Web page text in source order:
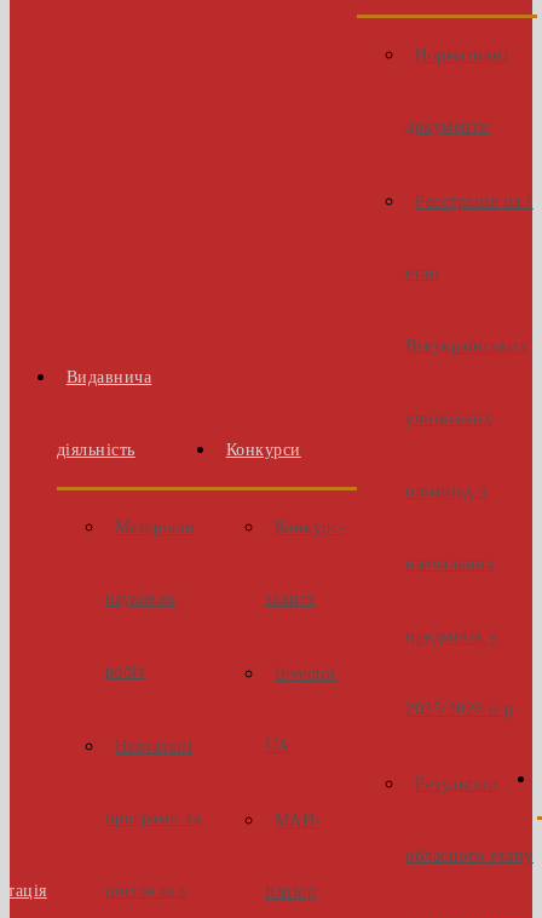
Видавнича
діяльність
Матеріали
наукових
робіт
Навчальні
програми та
посібники
Конкурси
Конкурс-
захист
Inventor
UA
МАН-
Юніор
Нормативні
документи
Реєстрація на І
етап
Всеукраїнських
учнівських
олімпіад з
навчальних
предметів у
2025/2026 н.р
Результати
обласного етапу